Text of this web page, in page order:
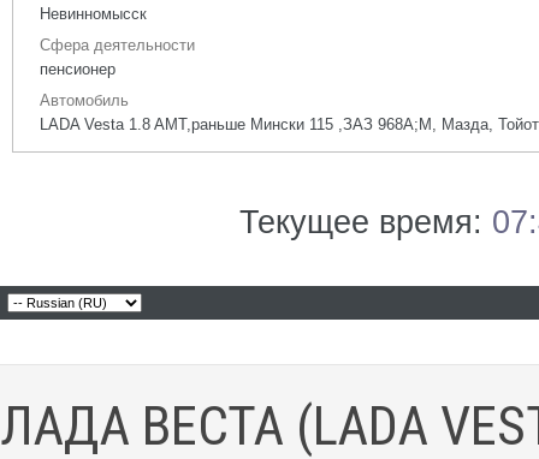
Невинномысск
Сфера деятельности
пенсионер
Автомобиль
LADA Vesta 1.8 AMT,раньше Мински 115 ,ЗАЗ 968А;М, Мазда,
Текущее время:
ЛАДА ВЕСТА (LADA